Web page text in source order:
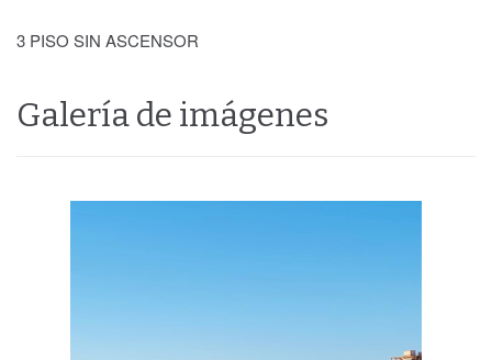
3 PISO SIN ASCENSOR
Galería de imágenes